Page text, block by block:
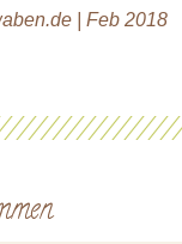
| Feb 2018